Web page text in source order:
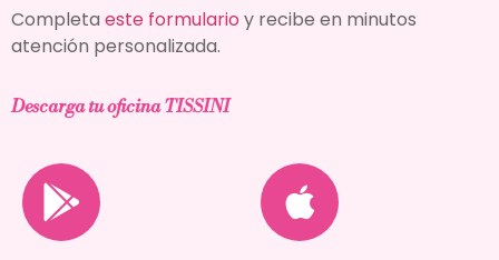
Completa este formulario y recibe en minutos
atención personalizada.
Descarga tu oficina TISSINI